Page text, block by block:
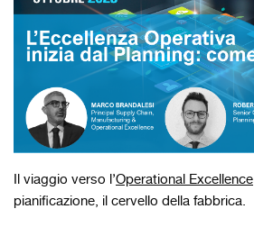
Il viaggio verso l’Operational Excellence
pianificazione, il cervello della fabbrica.